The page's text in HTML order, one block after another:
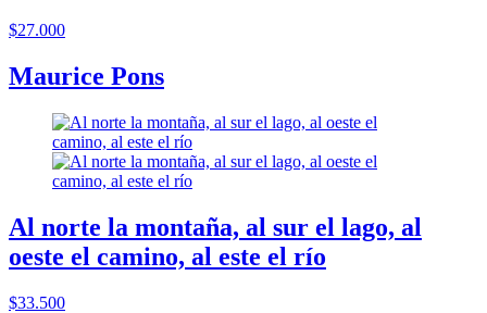
$27.000
Maurice Pons
Al norte la montaña, al sur el lago, al
oeste el camino, al este el río
$33.500